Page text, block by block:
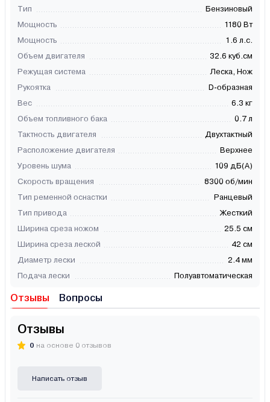
Тип
Бензиновый
Мощность
1180 Вт
Мощность
1.6 л.с.
Объем двигателя
32.6 куб.см
Режущая система
Леска, Нож
Рукоятка
D-образная
Вес
6.3 кг
Объем топливного бака
0.7 л
Тактность двигателя
Двухтактный
Расположение двигателя
Верхнее
Уровень шума
109 дБ(А)
Скорость вращения
8300 об/мин
Тип ременной оснастки
Ранцевый
Тип привода
Жесткий
Ширина среза ножом
25.5 см
Ширина среза леской
42 см
Диаметр лески
2.4 мм
Подача лески
Полуавтоматическая
Отзывы Вопросы
Отзывы
0 на основе 0 отзывов
Написать отзыв